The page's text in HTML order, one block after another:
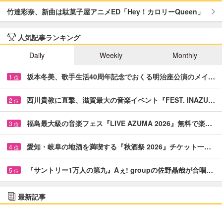
竹達彩奈、新曲は駄菓子屋アニメED「Hey！カロリーQueen」
人気記事ランキング
Daily
Weekly Monthly
1 位 坂本冬美、歌手生活40周年記念でおくる明治座公演のメイ…
2 位 西川貴教に直撃、滋賀最大の音楽イベント『FEST. INAZU…
3 位 福島最大級の音楽フェス『LIVE AZUMA 2026』無料で楽…
4 位 愛知・岐阜の地酒を満喫する『秋酒祭 2026』チケット一…
5 位 『サントリー1万人の第九』Aぇ! groupの佐野晶哉が合唱…
最新記事